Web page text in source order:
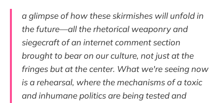
a glimpse of how these skirmishes will unfold in
the future—all the rhetorical weaponry and
siegecraft of an internet comment section
brought to bear on our culture, not just at the
fringes but at the center. What we're seeing now
is a rehearsal, where the mechanisms of a toxic
and inhumane politics are being tested and